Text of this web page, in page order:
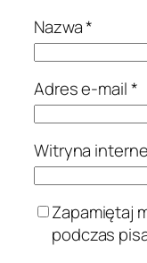
Nazwa*
Adres e-mail*
Witryna
Zapamiętaj
podczas